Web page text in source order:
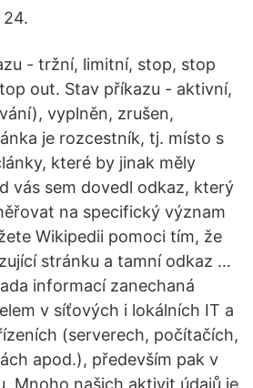
- tržní, limitní, stop, stop
out. Stav příkazu - aktivní,
vyplněn, zrušen,
je rozcestník, tj. místo s
které by jinak měly
vás sem dovedl odkaz, který
na specifický význam
Wikipedii pomoci tím, že
stránku a tamní odkaz …
informací zanechaná
v síťových i lokálních IT a
(serverech, počítačích,
apod.), především pak v
Mnoho našich aktivit údajů je